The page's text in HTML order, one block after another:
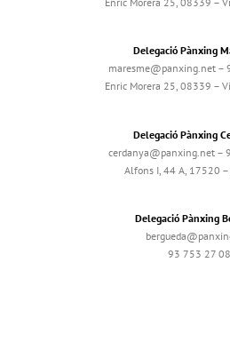
Delegació Pànxing
maresme@panxing.net –
Enric Morera 25, 08339 –
Delegació Pànxing
cerdanya@panxing.net –
Alfons I, 44 A, 17520 –
Delegació Pànxing
93 753 27 08